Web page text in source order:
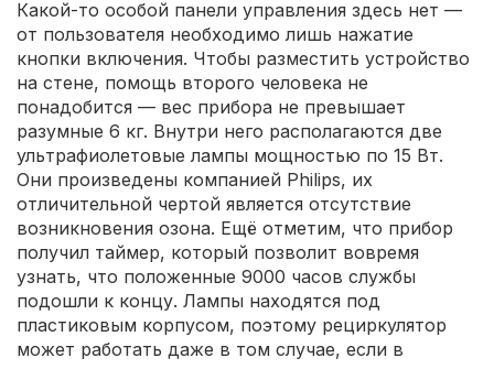
Какой-то особой панели управления здесь нет —
от пользователя необходимо лишь нажатие
кнопки включения. Чтобы разместить устройство
на стене, помощь второго человека не
понадобится — вес прибора не превышает
разумные 6 кг. Внутри него располагаются две
ультрафиолетовые лампы мощностью по 15 Вт.
Они произведены компанией Philips, их
отличительной чертой является отсутствие
возникновения озона. Ещё отметим, что прибор
получил таймер, который позволит вовремя
узнать, что положенные 9000 часов службы
подошли к концу. Лампы находятся под
пластиковым корпусом, поэтому рециркулятор
может работать даже в том случае, если в